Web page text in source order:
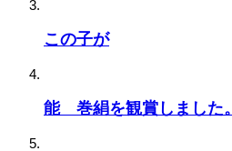
この子が
能 巻絹を観賞しました。